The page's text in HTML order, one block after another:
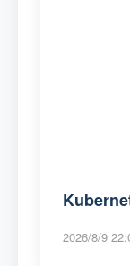
2026/8/9